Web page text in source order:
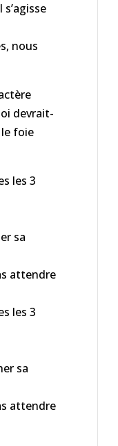
nous
devrait-
foie
les 3
sa
attendre
les 3
sa
attendre